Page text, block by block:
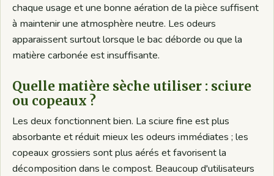
chaque usage et une bonne aération de la pièce suffisent
à maintenir une atmosphère neutre. Les odeurs
apparaissent surtout lorsque le bac déborde ou que la
matière carbonée est insuffisante.
Quelle matière sèche utiliser : sciure
ou copeaux ?
Les deux fonctionnent bien. La sciure fine est plus
absorbante et réduit mieux les odeurs immédiates ; les
copeaux grossiers sont plus aérés et favorisent la
décomposition dans le compost. Beaucoup d'utilisateurs